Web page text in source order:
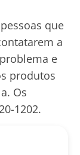
que
a
e
produtos
Os
1202.